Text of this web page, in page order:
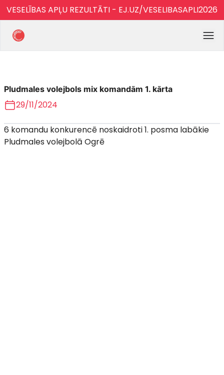
VESELĪBAS APĻU REZULTĀTI - EJ.UZ/VESELIBASAPLI2026
Pludmales volejbols mix komandām 1. kārta
29/11/2024
6 komandu konkurencē noskaidroti 1. posma labākie
Pludmales volejbolā Ogrē